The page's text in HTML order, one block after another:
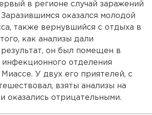
в регионе случай заражений
оказался молодой
также вернувшийся с отдыха в
как анализы дали
он был помещен в
отделения
У двух его приятелей, с
взяты анализы на
оказались отрицательными.